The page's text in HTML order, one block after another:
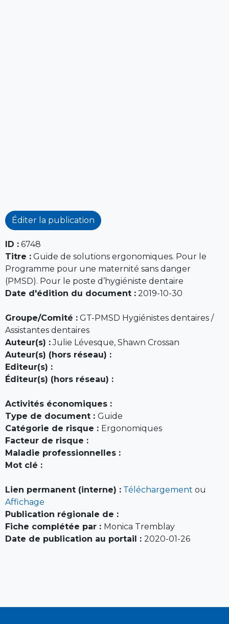
Éditer la publication
ID : 6748
Titre : Guide de solutions ergonomiques. Pour le
Programme pour une maternité sans danger
(PMSD). Pour le poste d’hygiéniste dentaire
Date d'édition du document : 2019-10-30
Groupe/Comité : GT-PMSD Hygiénistes dentaires /
Assistantes dentaires
Auteur(s) :Julie Lévesque, Shawn Crossan
Auteur(s) (hors réseau) :
Editeur(s) :
Éditeur(s) (hors réseau) :
Activités économiques :
Type de document : Guide
Catégorie de risque : Ergonomiques
Facteur de risque :
Maladie professionnelles :
Mot clé :
Lien permanent (interne) : Téléchargement ou
Affichage
Publication régionale de :
Fiche complétée par : Monica Tremblay
Date de publication au portail : 2020-01-26